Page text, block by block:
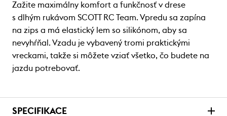
Zažite maximálny komfort a funkčnosť v drese
s dlhým rukávom SCOTT RC Team. Vpredu sa zapína
na zips a má elastický lem so silikónom, aby sa
nevyhŕňal. Vzadu je vybavený tromi praktickými
vreckami, takže si môžete vziať všetko, čo budete na
jazdu potrebovať.
SPECIFIKACE